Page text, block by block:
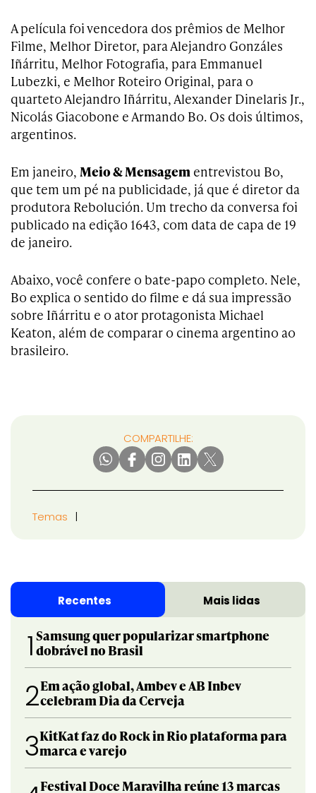
A película foi vencedora dos prêmios de Melhor
Filme, Melhor Diretor, para Alejandro Gonzáles
Iñárritu, Melhor Fotografia, para Emmanuel
Lubezki, e Melhor Roteiro Original, para o
quarteto Alejandro Iñárritu, Alexander Dinelaris Jr.,
Nicolás Giacobone e Armando Bo. Os dois últimos,
argentinos.
Em janeiro, Meio & Mensagem entrevistou Bo,
que tem um pé na publicidade, já que é diretor da
produtora Rebolución. Um trecho da conversa foi
publicado na edição 1643, com data de capa de 19
de janeiro.
Abaixo, você confere o bate-papo completo. Nele,
Bo explica o sentido do filme e dá sua impressão
sobre Iñárritu e o ator protagonista Michael
Keaton, além de comparar o cinema argentino ao
brasileiro.
COMPARTILHE:
Temas
Recentes Mais lidas
1 Samsung quer popularizar smartphone
dobrável no Brasil
2Em ação global, Ambev e AB Inbev
celebram Dia da Cerveja
3KitKat faz do Rock in Rio plataforma para
marca e varejo
Festival Doce Maravilha reúne 13 marcas